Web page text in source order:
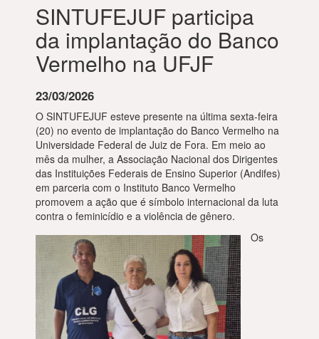
SINTUFEJUF participa
da implantação do Banco
Vermelho na UFJF
23/03/2026
O SINTUFEJUF esteve presente na última sexta-feira
(20) no evento de implantação do Banco Vermelho na
Universidade Federal de Juiz de Fora. Em meio ao
mês da mulher, a Associação Nacional dos Dirigentes
das Instituições Federais de Ensino Superior (Andifes)
em parceria com o Instituto Banco Vermelho
promovem a ação que é símbolo internacional da luta
contra o feminicídio e a violência de gênero.
Os